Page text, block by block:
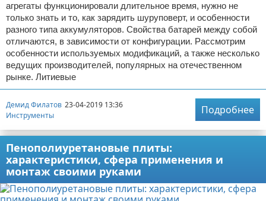
агрегаты функционировали длительное время, нужно не
только знать и то, как зарядить шуруповерт, и особенности
разного типа аккумуляторов. Свойства батарей между собой
отличаются, в зависимости от конфигурации. Рассмотрим
особенности используемых модификаций, а также несколько
ведущих производителей, популярных на отечественном
рынке. Литиевые
Демид Филатов 23-04-2019 13:36
Инструменты
Подробнее
Пенополиуретановые плиты:
характеристики, сфера применения и
монтаж своими руками